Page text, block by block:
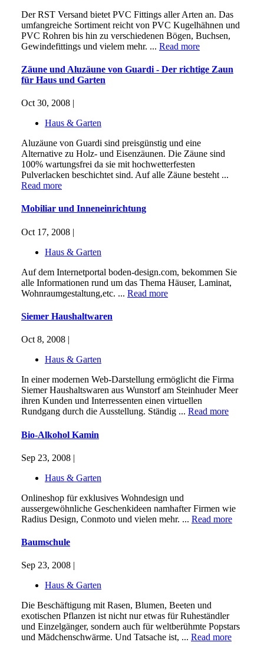
Der RST Versand bietet PVC Fittings aller Arten an. Das
umfangreiche Sortiment reicht von PVC Kugelhähnen und
PVC Rohren bis hin zu verschiedenen Bögen, Buchsen,
Gewindefittings und vielem mehr. ... Read more
Zäune und Aluzäune von Guardi - Der richtige Zaun
für Haus und Garten
Oct 30, 2008 |
Haus & Garten
Aluzäune von Guardi sind preisgünstig und eine
Alternative zu Holz- und Eisenzäunen. Die Zäune sind
100% wartungsfrei da sie mit hochwetterfesten
Pulverlacken beschichtet sind. Auf alle Zäune besteht ...
Read more
Mobiliar und Inneneinrichtung
Oct 17, 2008 |
Haus & Garten
Auf dem Internetportal boden-design.com, bekommen Sie
alle Informationen rund um das Thema Häuser, Laminat,
Wohnraumgestaltung,etc. ... Read more
Siemer Haushaltwaren
Oct 8, 2008 |
Haus & Garten
In einer modernen Web-Darstellung ermöglicht die Firma
Siemer Haushaltswaren aus Wunstorf am Steinhuder Meer
ihren Kunden und Interressenten einen virtuellen
Rundgang durch die Ausstellung. Ständig ... Read more
Bio-Alkohol Kamin
Sep 23, 2008 |
Haus & Garten
Onlineshop für exklusives Wohndesign und
aussergewöhnliche Geschenkideen namhafter Firmen wie
Radius Design, Conmoto und vielen mehr. ... Read more
Baumschule
Sep 23, 2008 |
Haus & Garten
Die Beschäftigung mit Rasen, Blumen, Beeten und
exotischen Pflanzen ist nicht nur etwas für Ruheständler
und Einzelgänger, sondern auch für weltberühmte Popstars
und Mädchenschwärme. Und Tatsache ist, ... Read more